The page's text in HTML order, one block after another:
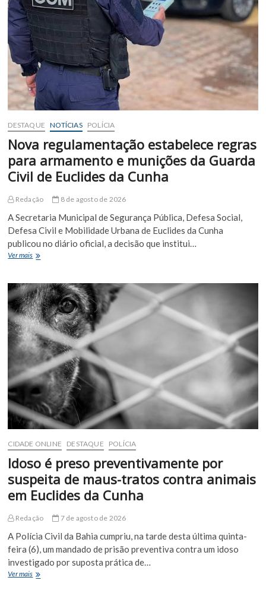
DESTAQUE NOTÍCIAS POLÍCIA
Nova regulamentação estabelece regras
para armamento e munições da Guarda
Civil de Euclides da Cunha
Redação 8 de agosto de 2026
A Secretaria Municipal de Segurança Pública, Defesa Social,
Defesa Civil e Mobilidade Urbana de Euclides da Cunha
publicou no diário oficial, a decisão que institui…
Ver maisNova
regras
para
armamento
e
munições
da
Guarda
Civil
de
Euclides
da
Cunha
CIDADE ONLINE DESTAQUE POLÍCIA
Idoso é preso preventivamente por
suspeita de maus-tratos contra animais
em Euclides da Cunha
Redação 7 de agosto de 2026
A Polícia Civil da Bahia cumpriu, na tarde desta última quinta-
feira (6), um mandado de prisão preventiva contra um idoso
investigado por suposta prática de…
Ver maisIdoso